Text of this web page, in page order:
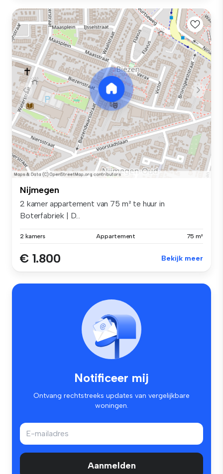
Nijmegen
2 kamer appartement van 75 m² te huur in
Boterfabriek | D...
2 kamers Appartement 75 m²
€ 1.800 Bekijk meer
Notificeer mij
Ontvang rechtstreeks updates van vergelijkbare
woningen.
Aanmelden